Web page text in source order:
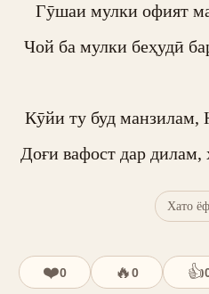
Гӯшаи мулки офият
Чой ба мулки беҳудӣ
Кӯйи ту буд манзилам,
Доғи вафост дар дилам,
Хато
❤️0 🔥0 👍